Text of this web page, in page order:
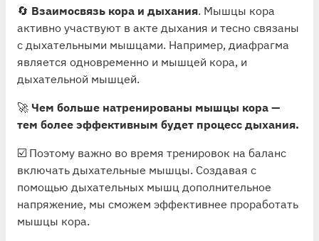
🔄 Взаимосвязь кора и дыхания. Мышцы кора
активно участвуют в акте дыхания и тесно связаны
с дыхательными мышцами. Например, диафрагма
является одновременно и мышцей кора, и
дыхательной мышцей.
🚀 Чем больше натренированы мышцы кора —
тем более эффективным будет процесс дыхания.
☑️ Поэтому важно во время тренировок на баланс
включать дыхательные мышцы. Создавая с
помощью дыхательных мышц дополнительное
напряжение, мы сможем эффективнее проработать
мышцы кора.